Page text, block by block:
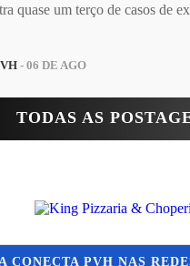
quase um terço de casos de
- 06 DE AGO
TODAS AS
CONECTA PVH NAS